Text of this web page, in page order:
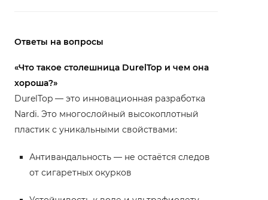
Ответы на вопросы
«Что такое столешница DurelTop и чем она
хороша?»
DurelTop — это инновационная разработка
Nardi. Это многослойный высокоплотный
пластик с уникальными свойствами:
Антивандальность — не остаётся следов
от сигаретных окурков